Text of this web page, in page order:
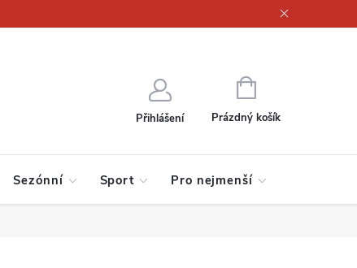
Přihlášení
NÁKUPNÍ
KOŠÍK
Prázdný košík
Sezónní Sport Pro nejmenší